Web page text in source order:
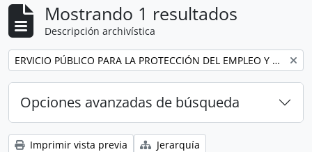
Mostrando 1 resultados
Descripción archivística
Remove filter: ERVICIO PÚBLICO PARA LA PROTECCIÓN DEL EMPLEO Y LA GARANTÍA DE ESTABILIDAD EN EL SERVICIO PÚBLICO.
Opciones avanzadas de búsqueda
Imprimir vista previa
Jerarquía